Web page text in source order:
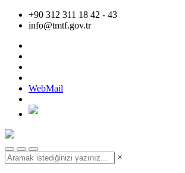
+90 312 311 18 42 - 43
info@tmtf.gov.tr
WebMail
×